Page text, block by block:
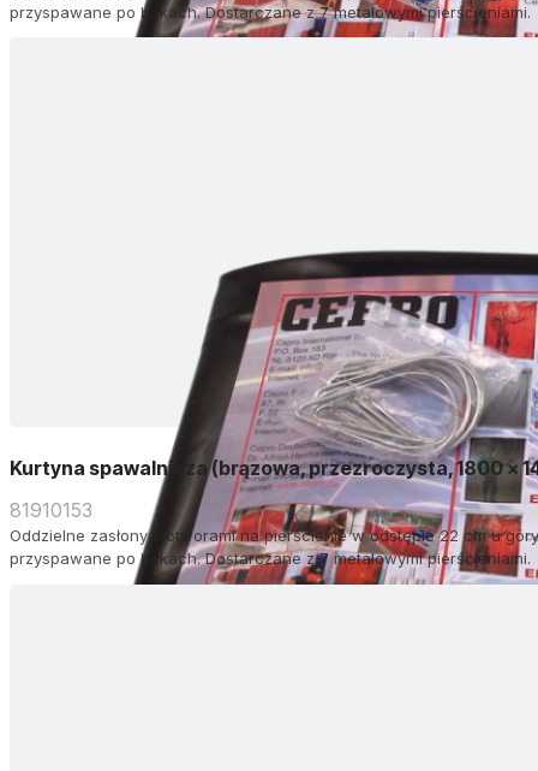
przyspawane po bokach. Dostarczane z 7 metalowymi pierścieniami.
Kurtyna spawalnicza (brązowa, przezroczysta, 1800 x
81910153
Oddzielne zasłony z otworami na pierścienie w odstępie 22 cm u
przyspawane po bokach. Dostarczane z 7 metalowymi pierścieniami.